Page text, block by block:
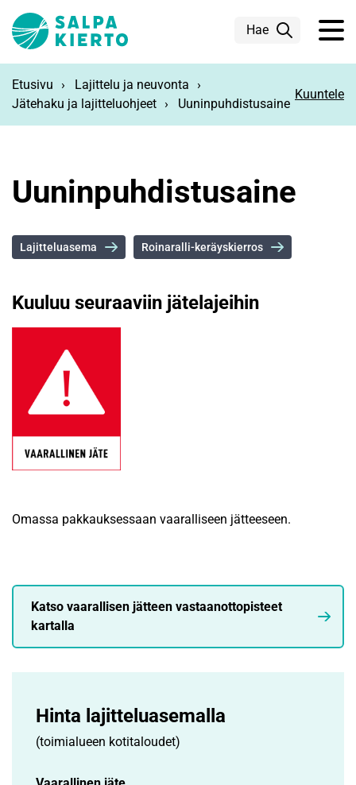
Hae
Etusivu
Lajittelu ja neuvonta
Jätehaku ja lajitteluohjeet
Uuninpuhdistusaine
Kuuntele
Uuninpuhdistusaine
Lajitteluasema Roinaralli-keräyskierros
Kuuluu seuraaviin jätelajeihin
Omassa pakkauksessaan vaaralliseen jätteeseen.
Katso vaarallisen jätteen vastaanottopisteet
kartalla
Hinta lajittelu­asemalla
(toimialueen kotitaloudet)